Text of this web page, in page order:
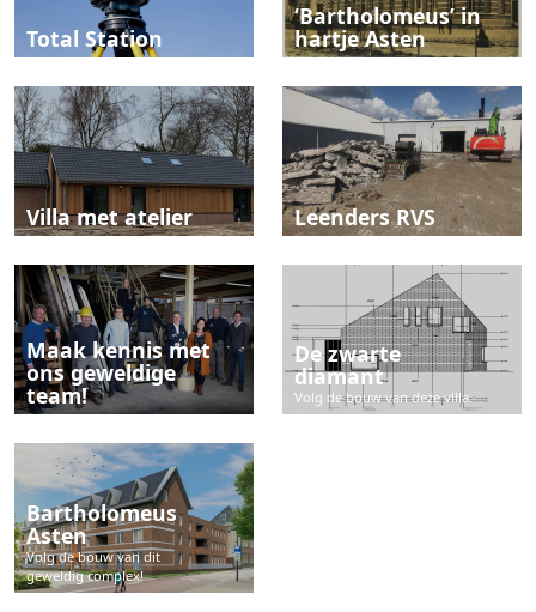
Total Station
‘Bartholomeus’ in
hartje Asten
Villa met atelier Leenders RVS
Maak kennis met
ons geweldige
team!
De zwarte
diamant
Volg de bouw van deze villa.
Bartholomeus
Asten
Volg de bouw van dit
geweldig complex!